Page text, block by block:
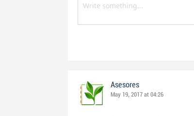
Asesores
May 19, 2017 at 04:26